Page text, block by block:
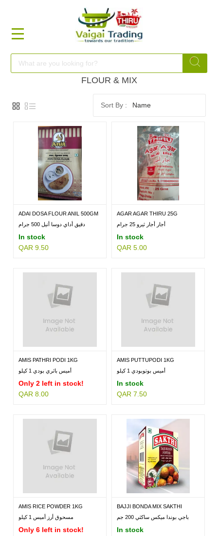
HOME
FOOD
FESTIVAL
FOOD
FLOUR & MIX
Name
ADAI DOSA FLOUR ANIL 500GM
دقيق أداي دوسا أنيل 500 جرام
In stock
QAR 9.50
AGAR AGAR THIRU 25G
أجار أجار ثيرو 25 جرام
In stock
QAR 5.00
AMIS PATHRI PODI 1KG
أميس باثري بودي 1 كيلو
Only 2 left in stock!
QAR 8.00
AMIS PUTTUPODI 1KG
أميس بوتوبودي 1 كيلو
In stock
QAR 7.50
AMIS RICE POWDER 1KG
مسحوق أرز أميس 1 كيلو
Only 6 left in stock!
BAJJI BONDA MIX SAKTHI
200GM باجي بوندا ميكس ساكثي 200 جم
In stock